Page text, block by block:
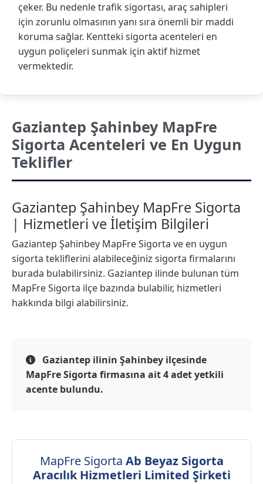
çeker. Bu nedenle trafik sigortası, araç sahipleri
için zorunlu olmasının yanı sıra önemli bir maddi
koruma sağlar. Kentteki sigorta acenteleri en
uygun poliçeleri sunmak için aktif hizmet
vermektedir.
Gaziantep Şahinbey MapFre
Sigorta Acenteleri ve En Uygun
Teklifler
Gaziantep Şahinbey MapFre Sigorta
| Hizmetleri ve İletişim Bilgileri
Gaziantep Şahinbey MapFre Sigorta ve en uygun
sigorta tekliflerini alabileceğiniz sigorta firmalarını
burada bulabilirsiniz. Gaziantep ilinde bulunan tüm
MapFre Sigorta ilçe bazında bulabilir, hizmetleri
hakkında bilgi alabilirsiniz.
Gaziantep ilinin Şahinbey ilçesinde
MapFre Sigorta firmasına ait 4 adet yetkili
acente bulundu.
MapFre Sigorta Ab Beyaz Sigorta
Aracılık Hizmetleri Limited Şirketi